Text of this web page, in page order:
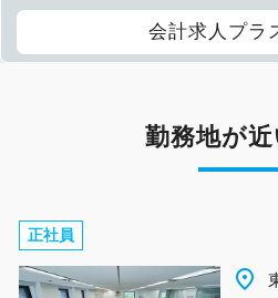
会計求人プラ
勤務地が近
正社員
place